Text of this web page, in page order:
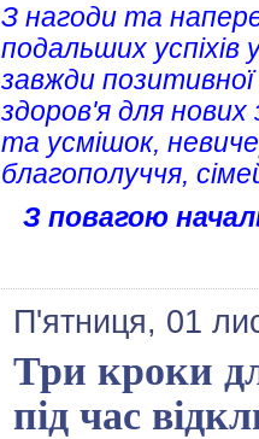
З нагоди та
подальших успіхів
завжди
здоров'я для
та усмішок,
благополуччя,
З повагою
П'ятниця, 01
Три кроки
під час